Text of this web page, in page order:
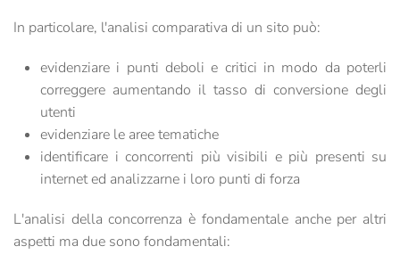
In particolare, l'analisi comparativa di un sito può:
evidenziare i punti deboli e critici in modo da poterli
correggere aumentando il tasso di conversione degli
utenti
evidenziare le aree tematiche
identificare i concorrenti più visibili e più presenti su
internet ed analizzarne i loro punti di forza
L'analisi della concorrenza è fondamentale anche per altri
aspetti ma due sono fondamentali: